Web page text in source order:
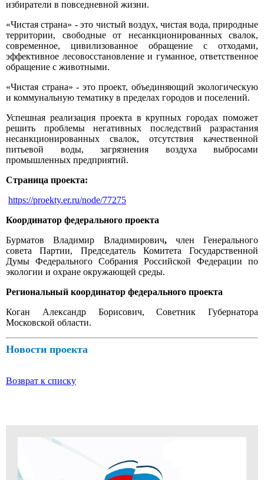
избиратели в повседневной жизни.
«Чистая страна» - это чистый воздух, чистая вода, природные
территории, свободные от несанкционированных свалок,
современное, цивилизованное обращение с отходами,
эффективное лесовосстановление и гуманное, ответственное
обращение с животными.
«Чистая страна» - это проект, объединяющий экологическую
и коммунальную тематику в пределах городов и поселений.
Успешная реализация проекта в крупных городах поможет
решить проблемы негативных последствий разрастания
несанкционированных свалок, отсутствия качественной
питьевой воды, загрязнения воздуха выбросами
промышленных предприятий.
Страница проекта:
https://proekty.er.ru/node/77275
Координатор федерального проекта
Бурматов Владимир Владимирович, член Генерального
совета Партии, Председатель Комитета Государственной
Думы Федерального Собрания Российской Федерации по
экологии и охране окружающей среды.
Региональный координатор федерального проекта
Коган Александр Борисович, Советник Губернатора
Московской области.
Новости проекта
Возврат к списку